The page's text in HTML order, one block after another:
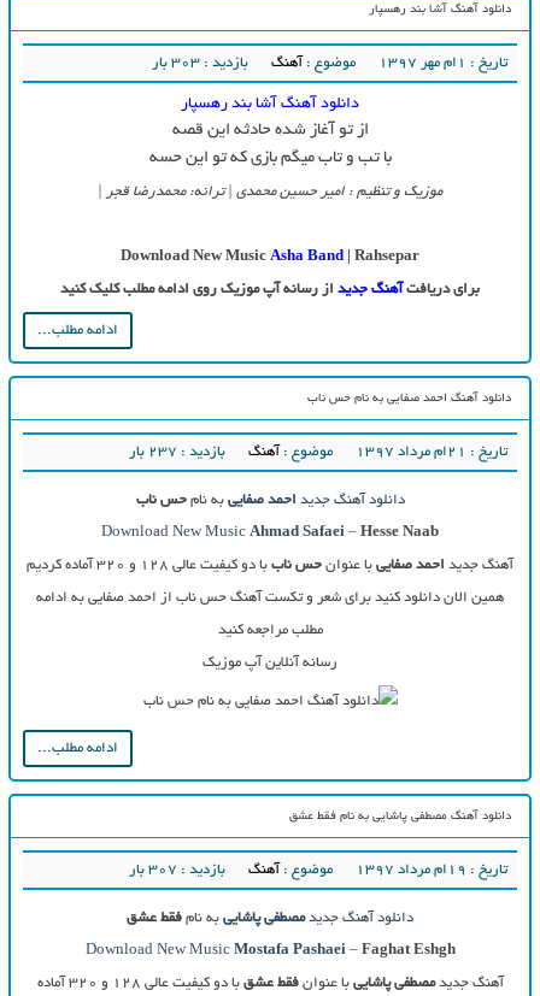
دانلود آهنگ آشا بند رهسپار
تاریخ : ۱ام مهر ۱۳۹۷ موضوع : آهنگ بازدید : 303 بار
دانلود آهنگ آشا بند رهسپار
از تو آغاز شده حادثه این قصه
با تب و تاب میگم بازی که تو این حسه
موزیک و تنظیم : امیر حسین محمدی | ترانه: محمدرضا قجر |
Download New Music Asha Band | Rahsepar
برای دریافت آهنگ جدید از رسانه آپ موزیک روی ادامه مطلب کلیک کنید
ادامه مطلب...
دانلود آهنگ احمد صفایی به نام حس ناب
تاریخ : ۲۱ام مرداد ۱۳۹۷ موضوع : آهنگ بازدید : 237 بار
دانلود آهنگ جدید احمد صفایی به نامحس ناب
Download New Music Ahmad Safaei – Hesse Naab
آهنگ جدید احمد صفایی با عنوان حس ناب با دو کیفیت عالی ۱۲۸ و ۳۲۰ آماده کردیم
همین الان دانلود کنید برای شعر و تکست آهنگ حس ناب از احمد صفایی به ادامه
مطلب مراجعه کنید
رسانه آنلاین آپ موزیک
ادامه مطلب...
دانلود آهنگ مصطفی پاشایی به نام فقط عشق
تاریخ : ۱۹ام مرداد ۱۳۹۷ موضوع : آهنگ بازدید : 307 بار
دانلود آهنگ جدید مصطفی پاشایی به نام فقط عشق
Download New Music Mostafa Pashaei– Faghat Eshgh
آهنگ جدیدمصطفی پاشایی با عنوانفقط عشق با دو کیفیت عالی ۱۲۸ و ۳۲۰ آماده